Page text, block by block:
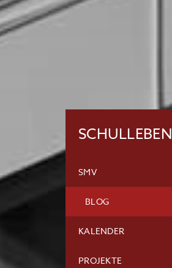
SCHULLEBEN
SMV
BLOG
KALENDER
PROJEKTE